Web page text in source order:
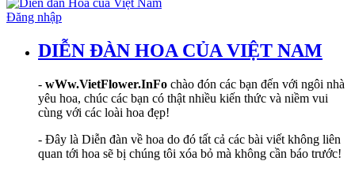
Đăng nhập
DIỄN ĐÀN HOA CỦA VIỆT NAM
- wWw.VietFlower.InFo chào đón các bạn đến với ngôi nhà
yêu hoa, chúc các bạn có thật nhiều kiến thức và niềm vui
cùng với các loài hoa đẹp!
- Đây là Diễn đàn về hoa do đó tất cả các bài viết không liên
quan tới hoa sẽ bị chúng tôi xóa bỏ mà không cần báo trước!